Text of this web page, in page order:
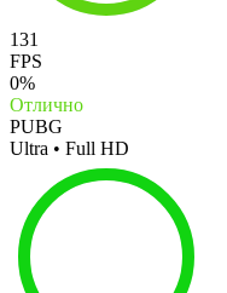
131
FPS
0%
Отлично
PUBG
Ultra • Full HD